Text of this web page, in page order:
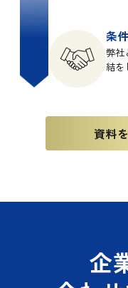
条
弊社
結を
資料
企